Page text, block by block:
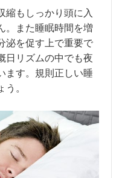
縮もしっかり頭に入
。また睡眠時間を増
泌を促す上で重要で
日リズムの中でも夜
ます。規則正しい睡
。